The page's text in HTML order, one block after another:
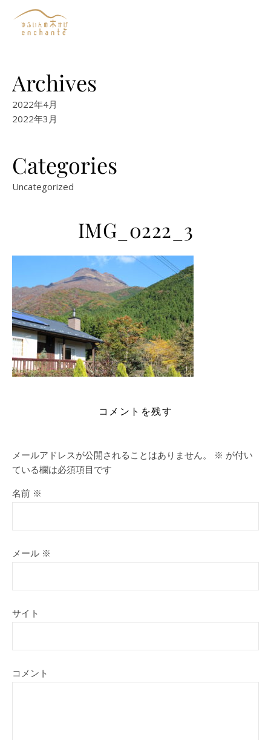
Archives
2022年4月
2022年3月
Categories
Uncategorized
IMG_0222_3
コメントを残す
メールアドレスが公開されることはありません。 ※ が付い
ている欄は必須項目です
名前 ※
メール ※
サイト
コメント